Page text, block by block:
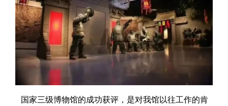
国家三级博物馆的成功获评，是对我馆以往工作的肯